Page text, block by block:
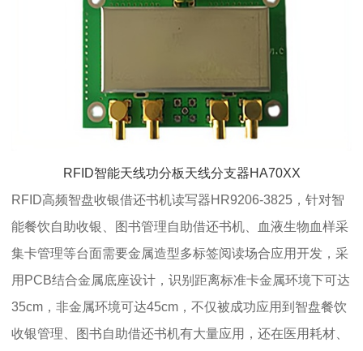
RFID智能天线功分板天线分支器HA70XX
RFID高频智盘收银借还书机读写器HR9206-3825，针对智
能餐饮自助收银、图书管理自助借还书机、血液生物血样采
集卡管理等台面需要金属造型多标签阅读场合应用开发，采
用PCB结合金属底座设计，识别距离标准卡金属环境下可达
35cm，非金属环境可达45cm，不仅被成功应用到智盘餐饮
收银管理、图书自助借还书机有大量应用，还在医用耗材、